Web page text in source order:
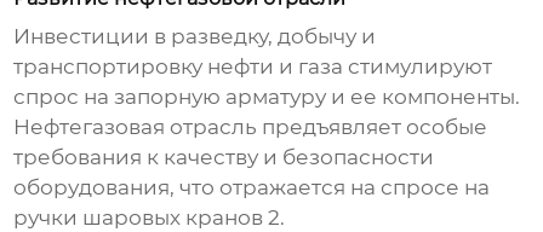
Инвестиции в разведку, добычу и
транспортировку нефти и газа стимулируют
спрос на запорную арматуру и ее компоненты.
Нефтегазовая отрасль предъявляет особые
требования к качеству и безопасности
оборудования, что отражается на спросе на
ручки шаровых кранов 2.